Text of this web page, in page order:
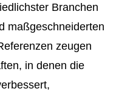
Branchen
maßgeschneiderten
zeugen
in denen die